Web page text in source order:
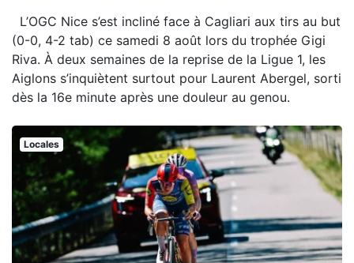
L’OGC Nice s’est incliné face à Cagliari aux tirs au but
(0-0, 4-2 tab) ce samedi 8 août lors du trophée Gigi
Riva. À deux semaines de la reprise de la Ligue 1, les
Aiglons s’inquiètent surtout pour Laurent Abergel, sorti
dès la 16e minute après une douleur au genou.
Locales